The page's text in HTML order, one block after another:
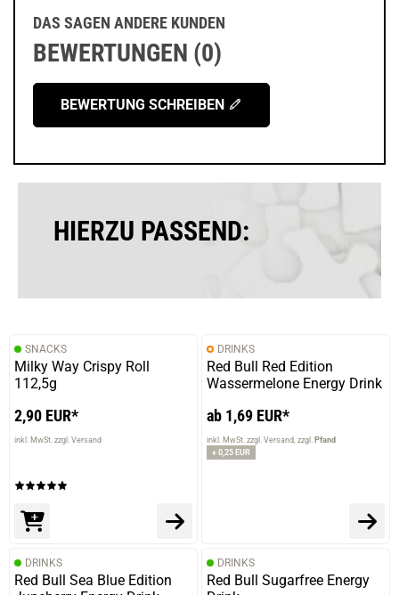
DAS SAGEN ANDERE KUNDEN
BEWERTUNGEN (0)
BEWERTUNG SCHREIBEN
HIERZU PASSEND:
SNACKS
Milky Way Crispy Roll
112,5g
2,90 EUR*
inkl. MwSt. zzgl. Versand
DRINKS
Red Bull Red Edition
Wassermelone Energy Drink
ab 1,69 EUR*
inkl. MwSt. zzgl. Versand zzgl. Pfand
+ 0,25 EUR
DRINKS
Red Bull Sea Blue Edition
DRINKS
Red Bull Sugarfree Energy